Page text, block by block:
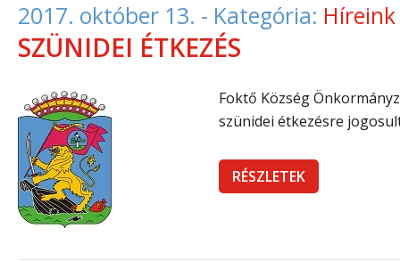
2017. október 13. - Kategória: Híreink
SZÜNIDEI ÉTKEZÉS
Foktő Község
szünidei étkezésre
RÉSZLETEK